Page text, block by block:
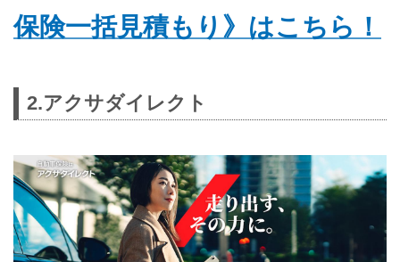
保険一括見積もり》はこちら！
2.アクサダイレクト